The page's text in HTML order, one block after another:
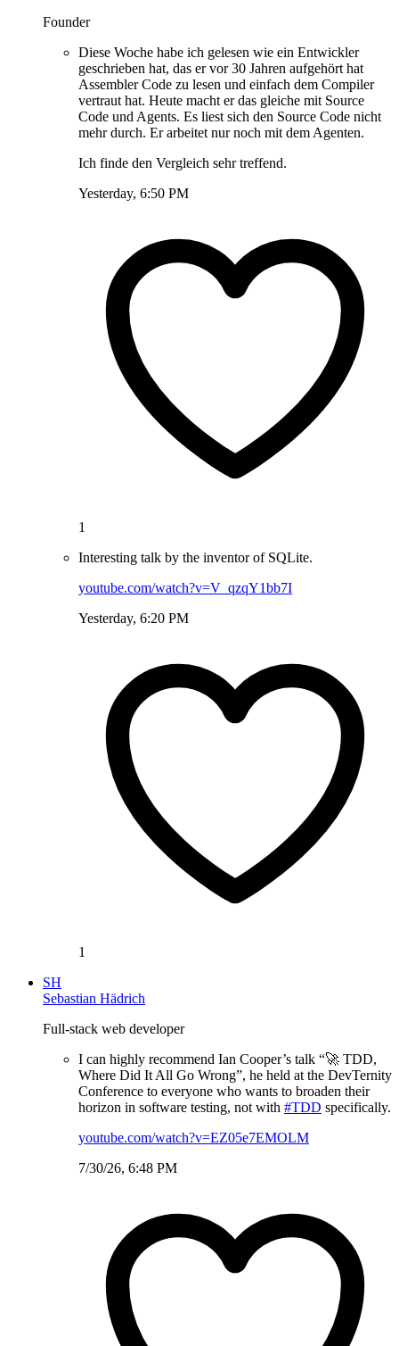
Founder
Diese Woche habe ich gelesen wie ein Entwickler
geschrieben hat, das er vor 30 Jahren aufgehört hat
Assembler Code zu lesen und einfach dem Compiler
vertraut hat. Heute macht er das gleiche mit Source
Code und Agents. Es liest sich den Source Code nicht
mehr durch. Er arbeitet nur noch mit dem Agenten.
Ich finde den Vergleich sehr treffend.
Yesterday, 6:50 PM
1
Interesting talk by the inventor of SQLite.
youtube.com/watch?v=V_qzqY1bb7I
Yesterday, 6:20 PM
1
SH
Sebastian Hädrich
Full-stack web developer
I can highly recommend Ian Cooper’s talk “🚀 TDD,
Where Did It All Go Wrong”, he held at the DevTernity
Conference to everyone who wants to broaden their
horizon in software testing, not with #TDD specifically.
youtube.com/watch?v=EZ05e7EMOLM
7/30/26, 6:48 PM